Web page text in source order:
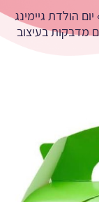
יום הולדת גיימינג
מדבקות בעיצוב